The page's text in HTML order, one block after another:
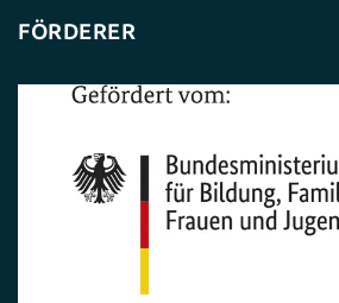
FÖRDERER